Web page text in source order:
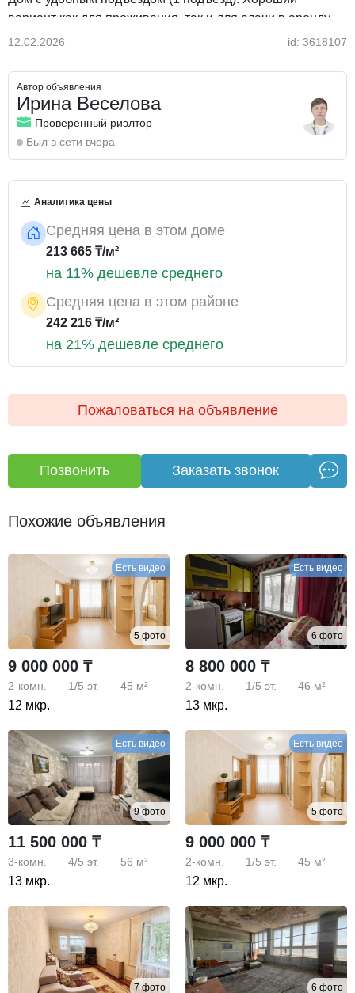
вариант как для проживания, так и для сдачи в аренду.
Звоните для получения подробной информации и
организации просмотра.
12.02.2026 id: 3618107
Автор объявления
Ирина Веселова
Проверенный риэлтор
Был в сети вчера
Аналитика цены
Средняя цена в этом доме
213 665 ₸/м²
на 11% дешевле среднего
Средняя цена в этом районе
242 216 ₸/м²
на 21% дешевле среднего
Пожаловаться на объявление
Позвонить Заказать звонок
Похожие объявления
5 фото
Есть видео
9 000 000 ₸
2-комн. 1/5 эт. 45 м²
12 мкр.
6 фото
Есть видео
8 800 000 ₸
2-комн. 1/5 эт. 46 м²
13 мкр.
9 фото
Есть видео
11 500 000 ₸
3-комн. 4/5 эт. 56 м²
13 мкр.
5 фото
Есть видео
9 000 000 ₸
2-комн. 1/5 эт. 45 м²
12 мкр.
7 фото 6 фото